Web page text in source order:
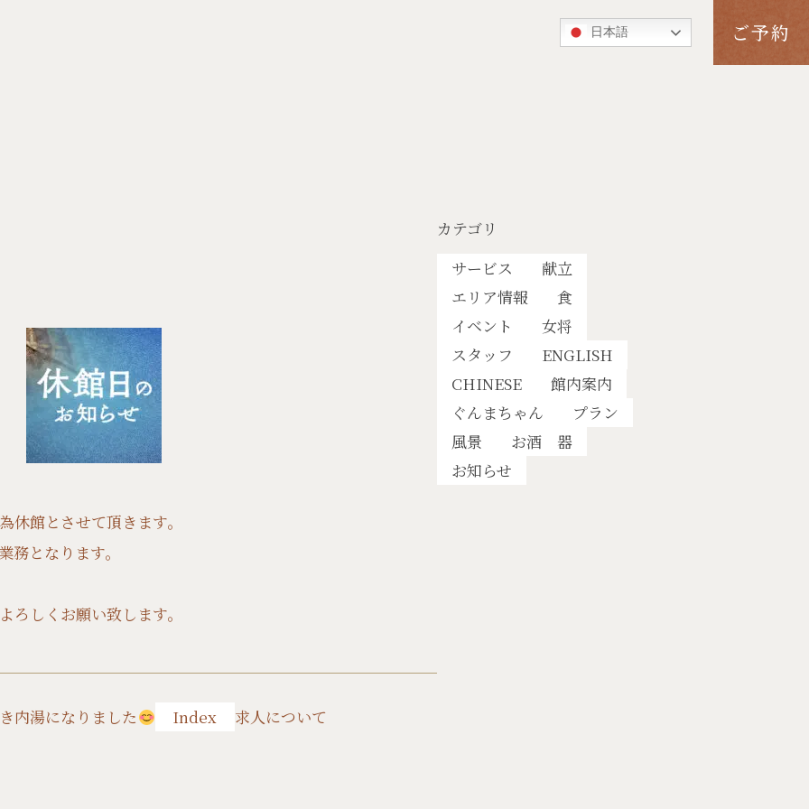
ご予約
休館とさせて頂きます。
務となります。
ろしくお願い致します。
内湯になりました Index 求人について
カテゴリ
サービス
献立
エリア情報
食
イベント
女将
スタッフ
ENGLISH
CHINESE
館内案内
ぐんまちゃん
プラン
風景
お酒 器
お知らせ
日本語